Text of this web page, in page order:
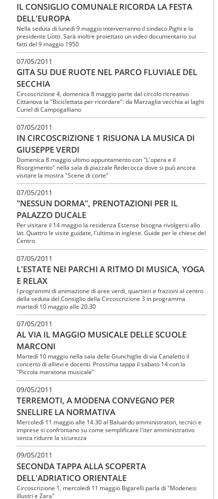
IL CONSIGLIO COMUNALE RICORDA LA FESTA
DELL'EUROPA
Nella seduta di lunedì 9 maggio interverranno il sindaco Pighi e la
presidente Liotti. Sarà inoltre proiettato un video documentario sui
fatti del 9 maggio 1950
07/05/2011
GITA SU DUE RUOTE NEL PARCO FLUVIALE DEL
SECCHIA
Circoscrizione 4, domenica 8 maggio parte dal circolo ricreativo
Cittanova la "Biciclettata per ricordare": da Marzaglia vecchia ai laghi
Curiel di Campogalliano
07/05/2011
IN CIRCOSCRIZIONE 1 RISUONA LA MUSICA DI
GIUSEPPE VERDI
Domenica 8 maggio ultimo appuntamento con "L'opera e il
Risorgimento" nella sala di piazzale Redecocca dove si può ancora
visitare la mostra "Scene di corte"
07/05/2011
"NESSUN DORMA", PRENOTAZIONI PER IL
PALAZZO DUCALE
Per visitare il 14 maggio la residenza Estense bisogna rivolgersi allo
Iat. Quattro le visite guidate, l'ultima in inglese. Guide per le chiese del
Centro
07/05/2011
L'ESTATE NEI PARCHI A RITMO DI MUSICA, YOGA
E RELAX
I programmi di animazione di aree verdi, quartieri e frazioni al centro
della seduta del Consiglio della Circoscrizione 3 in programma
martedì 10 maggio alle 20.30
07/05/2011
AL VIA IL MAGGIO MUSICALE DELLE SCUOLE
MARCONI
Martedì 10 maggio nella sala delle Giunchiglie di via Canaletto il
concerto di allievi e docenti. Prossima tappa il sabato 14 con la
"Piccola maratona musicale"
09/05/2011
TERREMOTI, A MODENA CONVEGNO PER
SNELLIRE LA NORMATIVA
Mercoledì 11 maggio alle 14.30 al Baluardo amministratori, tecnici e
imprese si confrontano su come semplificare l'iter amministrativo
senza ridurre la sicurezza
09/05/2011
SECONDA TAPPA ALLA SCOPERTA
DELL'ADRIATICO ORIENTALE
Circoscrizione 1, mercoledì 11 maggio Bigarelli parla di "Modenesi
illustri e Zara"